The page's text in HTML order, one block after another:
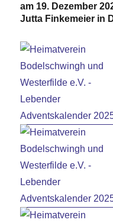
am 19. Dezember
Jutta Finkemeier in